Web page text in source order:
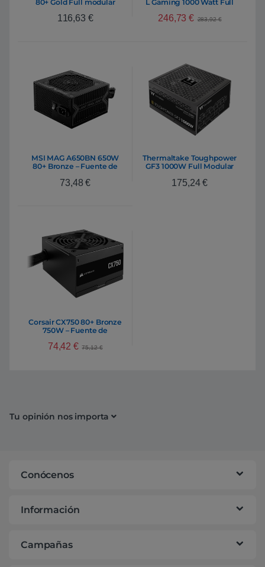
80+ Gold Full modular
116,63 €
L Gaming 1000 Watt Full
Alimentación
246,73€ 283,92€
MSI MAG A650BN 650W
80+ Bronze – Fuente de
73,48€
Thermaltake Toughpower
GF3 1000W Full Modular
alimentación
175,24€
Corsair CX750 80+ Bronze
750W – Fuente de
74,42€ 75,12€
Tu opinión nos importa
Conócenos
Información
Campañas